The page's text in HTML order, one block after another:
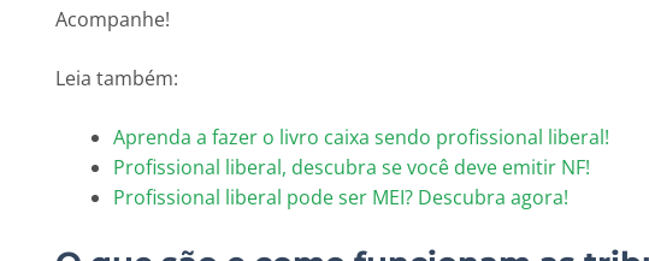
Acompanhe!
Leia também:
Aprenda a fazer o livro caixa sendo profissional liberal!
Profissional liberal, descubra se você deve emitir NF!
Profissional liberal pode ser MEI? Descubra agora!